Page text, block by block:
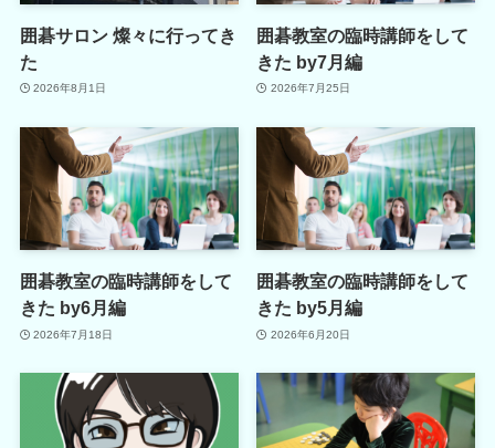
囲碁サロン 燦々に行ってき
た
2026年8月1日
囲碁教室の臨時講師をして
きた by7月編
2026年7月25日
囲碁教室の臨時講師をして
きた by6月編
2026年7月18日
囲碁教室の臨時講師をして
きた by5月編
2026年6月20日